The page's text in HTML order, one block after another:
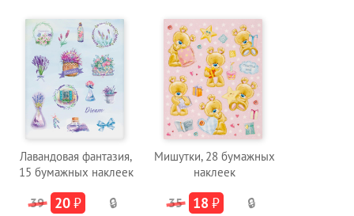
Лавандовая фантазия,
15 бумажных наклеек
39 20₽ 🔒
Мишутки, 28 бумажных
наклеек
35 18 ₽ 🔒